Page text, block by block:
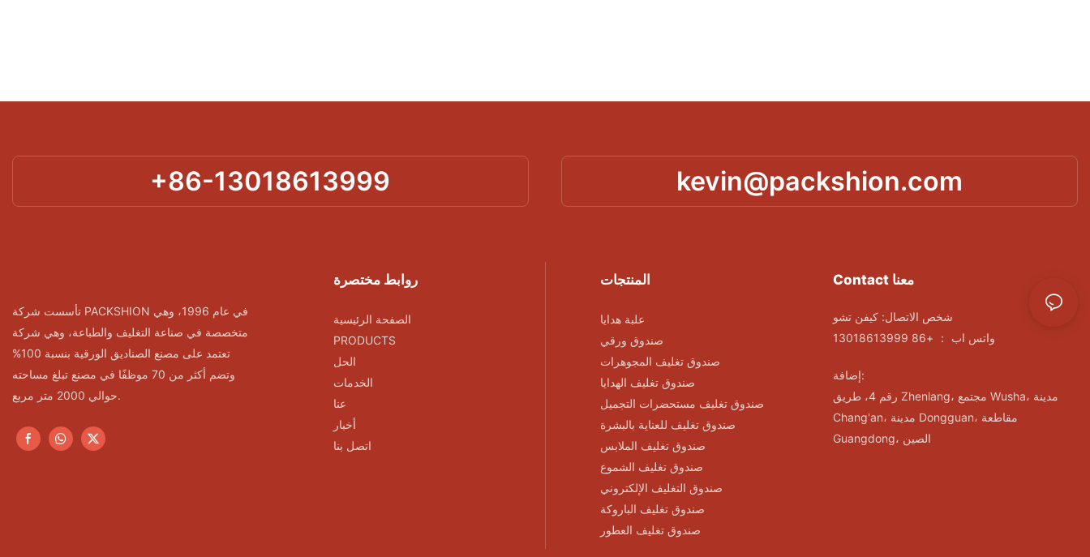
+86-13018613999 kevin@packshion.com
تأسست شركة PACKSHION في عام 1996، وهي
متخصصة في صناعة التغليف والطباعة، وهي شركة
تعتمد على مصنع الصناديق الورقية بنسبة 100%
وتضم أكثر من 70 موظفًا في مصنع تبلغ مساحته
حوالي 2000 متر مربع.
روابط مختصرة
الصفحة الرئيسية
PRODUCTS
الحل
الخدمات
عنا
أخبار
اتصل بنا
المنتجات
علبة هدايا
صندوق ورقي
صندوق تغليف المجوهرات
صندوق تغليف الهدايا
صندوق تغليف مستحضرات التجميل
صندوق تغليف للعناية بالبشرة
صندوق تغليف الملابس
صندوق تغليف الشموع
صندوق التغليف الإلكتروني
صندوق تغليف الباروكة
صندوق تغليف العطور
Contact معنا
شخص الاتصال: كيفن تشو
واتس اب ： +86 13018613999
إضافة:
رقم 4، طريق Zhenlang، مجتمع Wusha، مدينة
Chang'an، مدينة Dongguan، مقاطعة
Guangdong، الصين